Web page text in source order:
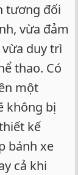
tương đối
vừa đảm
duy trì
thao. Có
một
không bị
kế
bánh xe
cả khi